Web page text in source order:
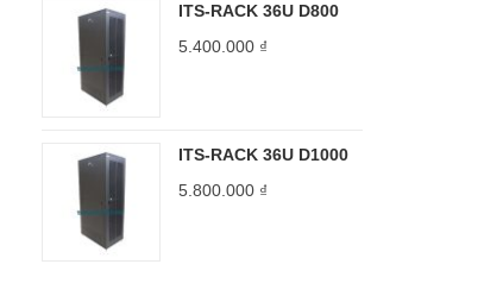
ITS-RACK 36U D800
5.400.000 ₫
ITS-RACK 36U D1000
5.800.000 ₫